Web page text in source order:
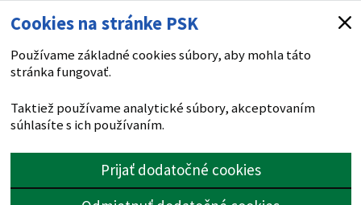
Cookies na stránke PSK
Používame základné cookies súbory, aby mohla táto
stránka fungovať.
Taktiež používame analytické súbory, akceptovaním
súhlasíte s ich používaním.
Prijať dodatočné cookies